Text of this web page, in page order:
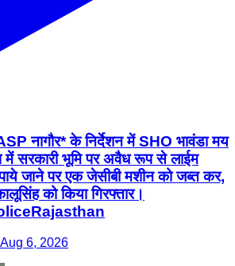
नागौर* के निर्देशन में SHO भावंडा मय
में सरकारी भूमि पर अवैध रूप से लाईम
जाने पर एक जेसीबी मशीन को जब्त कर,
को किया गिरफ्तार।
6, 2026